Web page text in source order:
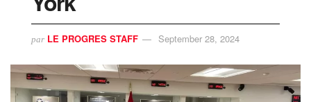
par LE PROGRES STAFF September 28, 2024